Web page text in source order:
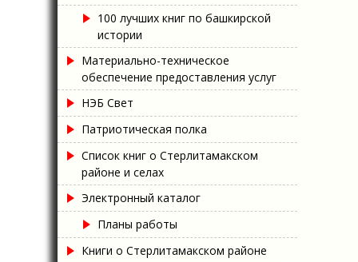
100 лучших книг по башкирской
истории
Материально-техническое
обеспечение предоставления услуг
НЭБ Свет
Патриотическая полка
Список книг о Стерлитамакском
районе и селах
Электронный каталог
Планы работы
Книги о Стерлитамакском районе